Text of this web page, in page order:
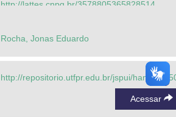
http://lattes.cnpq.br/3578805365828514
Rocha, Jonas Eduardo
http://repositorio.utfpr.edu.br/jspui/handle/1/
Acessar